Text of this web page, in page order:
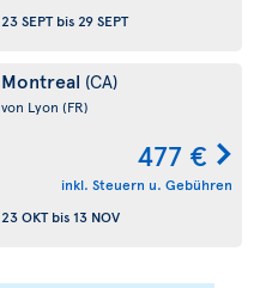
23 SEPTbis29 SEPT
Montreal (CA)
von Lyon (FR)
477 €
inkl. Steuern u. Gebühren
23 OKTbis 13 NOV